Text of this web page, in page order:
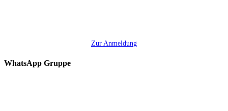
Zur Anmeldung
WhatsApp Gruppe